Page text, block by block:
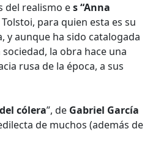
del realismo es “Anna
para quien esta es su
y aunque ha sido catalogada
la obra hace una
rusa de la época, a sus
cólera”, de Gabriel García
de muchos (además de